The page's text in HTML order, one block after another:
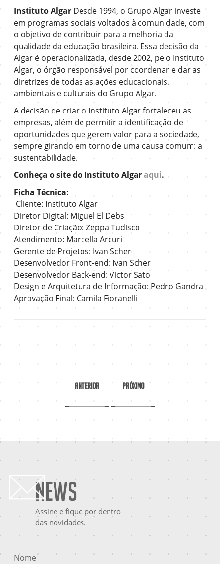
Instituto Algar Desde 1994, o Grupo Algar investe
em programas sociais voltados à comunidade, com
o objetivo de contribuir para a melhoria da
qualidade da educação brasileira. Essa decisão da
Algar é operacionalizada, desde 2002, pelo Instituto
Algar, o órgão responsável por coordenar e dar as
diretrizes de todas as ações educacionais,
ambientais e culturais do Grupo Algar.
A decisão de criar o Instituto Algar fortaleceu as
empresas, além de permitir a identificação de
oportunidades que gerem valor para a sociedade,
sempre girando em torno de uma causa comum: a
sustentabilidade.
Conheça o site do Instituto Algaraqui.
Ficha Técnica:
Cliente: Instituto Algar
Diretor Digital: Miguel El Debs
Diretor de Criação: Zeppa Tudisco
Atendimento: Marcella Arcuri
Gerente de Projetos: Ivan Scher
Desenvolvedor Front-end: Ivan Scher
Desenvolvedor Back-end: Victor Sato
Design e Arquitetura de Informação: Pedro Gandra
Aprovação Final: Camila Fioranelli
Anterior Próximo
News
Assine e fique por dentro
das novidades.
Nome